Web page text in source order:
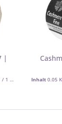
|
Inhalt 0.05